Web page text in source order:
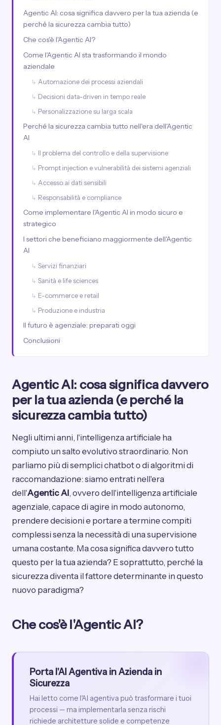
Agentic AI: cosa significa davvero per la tua azienda (e
perché la sicurezza cambia tutto)
Che cos'è l'Agentic AI?
Come l'Agentic AI sta trasformando il mondo
aziendale
Automazione dei processi aziendali
Decisioni data-driven in tempo reale
Personalizzazione su larga scala
Perché la sicurezza cambia tutto nell'era dell'Agentic
AI
Il problema del controllo e della supervisione
Prompt injection e vulnerabilità dei sistemi agenziali
Accesso ai dati sensibili
Responsabilità e compliance
Come implementare l'Agentic AI in modo sicuro e
strategico
I settori che beneficiano maggiormente dell'Agentic
AI
Servizi finanziari
Sanità e life sciences
E-commerce e retail
Produzione e industria
Il futuro è agenziale: preparati oggi
Conclusioni
Agentic AI: cosa significa davvero
per la tua azienda (e perché la
sicurezza cambia tutto)
Negli ultimi anni, l'intelligenza artificiale ha
compiuto un salto evolutivo straordinario. Non
parliamo più di semplici chatbot o di algoritmi di
raccomandazione: siamo entrati nell'era
dell'Agentic AI, ovvero dell'intelligenza artificiale
agenziale, capace di agire in modo autonomo,
prendere decisioni e portare a termine compiti
complessi senza la necessità di una supervisione
umana costante. Ma cosa significa davvero tutto
questo per la tua azienda? E soprattutto, perché la
sicurezza diventa il fattore determinante in questo
nuovo paradigma?
Che cos'è l'Agentic AI?
Porta l'AI Agentiva in Azienda in
Sicurezza
Hai letto come l'AI agentiva può trasformare i tuoi
processi — ma implementarla senza rischi
richiede architetture solide e competenze